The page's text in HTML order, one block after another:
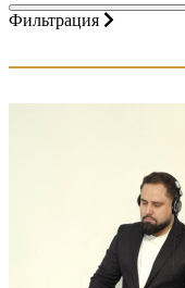
Фильтрация